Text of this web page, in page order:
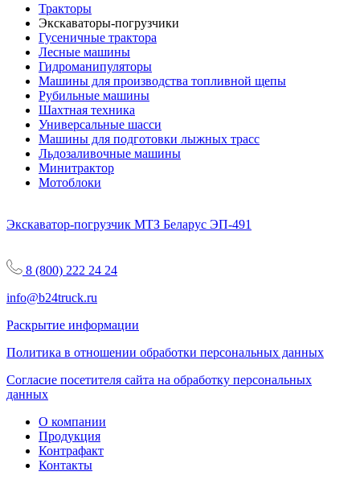
Тракторы
Экскаваторы-погрузчики
Гусеничные трактора
Лесные машины
Гидроманипуляторы
Машины для производства топливной щепы
Рубильные машины
Шахтная техника
Универсальные шасси
Машины для подготовки лыжных трасс
Льдозаливочные машины
Минитрактор
Мотоблоки
Экскаватор-погрузчик МТЗ Беларус ЭП-491
8 (800) 222 24 24
info@b24truck.ru
Раскрытие информации
Политика в отношении обработки персональных данных
Согласие посетителя сайта на обработку персональных
данных
О компании
Продукция
Контрафакт
Контакты